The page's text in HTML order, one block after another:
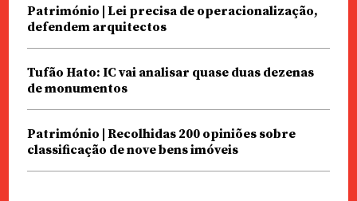
Património | Lei precisa de operacionalização,
defendem arquitectos
Tufão Hato: IC vai analisar quase duas dezenas
de monumentos
Património | Recolhidas 200 opiniões sobre
classificação de nove bens imóveis